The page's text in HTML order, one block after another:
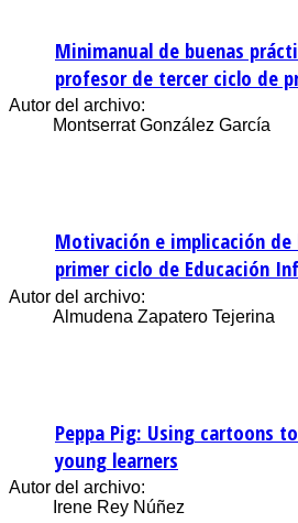
Minimanual de buenas
profesor de tercer ciclo de
Autor del archivo:
Montserrat González García
Motivación e implicación de
primer ciclo de Educación
Autor del archivo:
Almudena Zapatero Tejerina
Peppa Pig: Using cartoons
young learners
Autor del archivo:
Irene Rey Núñez